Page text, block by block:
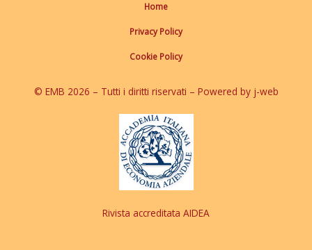
Home
Privacy Policy
Cookie Policy
© EMB 2026 – Tutti i diritti riservati – Powered by j-web
Rivista accreditata AIDEA